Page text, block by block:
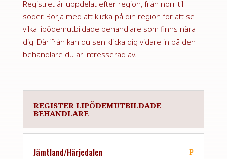
Registret är uppdelat efter region, från norr till
söder. Börja med att klicka på din region för att se
vilka lipödemutbildade behandlare som finns nära
dig. Därifrån kan du sen klicka dig vidare in på den
behandlare du är intresserad av.
REGISTER LIPÖDEMUTBILDADE
BEHANDLARE
Jämtland/Härjedalen